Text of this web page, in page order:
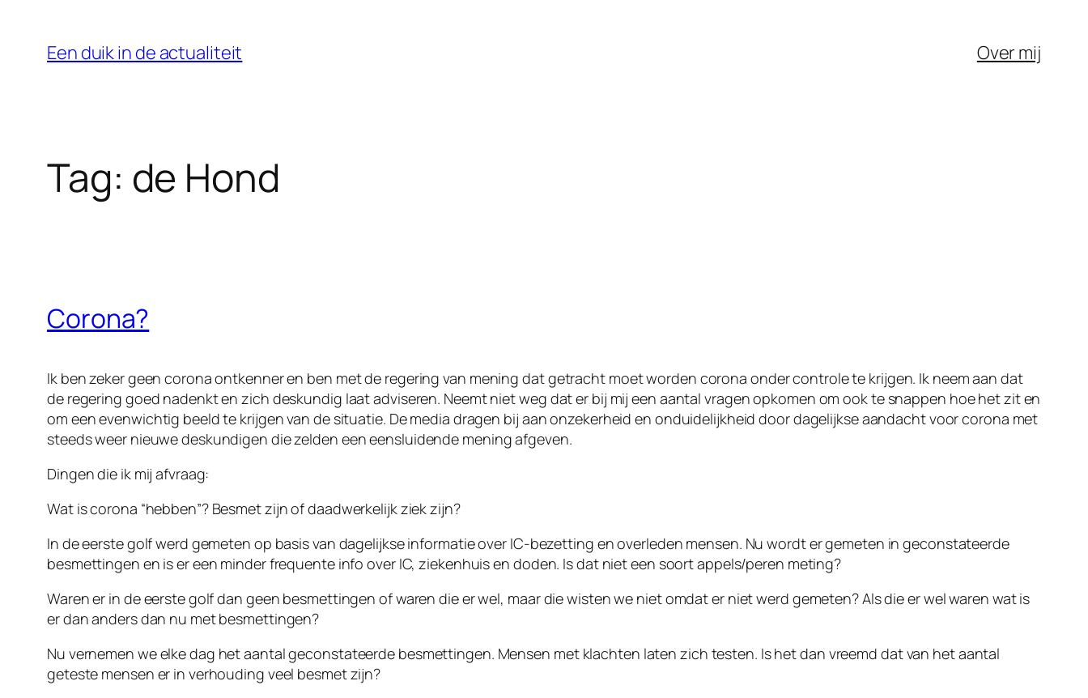
Een duik in de actualiteit Over mij
Tag: de Hond
Corona?
Ik ben zeker geen corona ontkenner en ben met de regering van mening dat getracht moet worden corona onder controle te krijgen. Ik neem aan dat
de regering goed nadenkt en zich deskundig laat adviseren. Neemt niet weg dat er bij mij een aantal vragen opkomen om ook te snappen hoe het zit en
om een evenwichtig beeld te krijgen van de situatie. De media dragen bij aan onzekerheid en onduidelijkheid door dagelijkse aandacht voor corona met
steeds weer nieuwe deskundigen die zelden een eensluidende mening afgeven.
Dingen die ik mij afvraag:
Wat is corona “hebben”? Besmet zijn of daadwerkelijk ziek zijn?
In de eerste golf werd gemeten op basis van dagelijkse informatie over IC-bezetting en overleden mensen. Nu wordt er gemeten in geconstateerde
besmettingen en is er een minder frequente info over IC, ziekenhuis en doden. Is dat niet een soort appels/peren meting?
Waren er in de eerste golf dan geen besmettingen of waren die er wel, maar die wisten we niet omdat er niet werd gemeten? Als die er wel waren wat is
er dan anders dan nu met besmettingen?
Nu vernemen we elke dag het aantal geconstateerde besmettingen. Mensen met klachten laten zich testen. Is het dan vreemd dat van het aantal
geteste mensen er in verhouding veel besmet zijn?